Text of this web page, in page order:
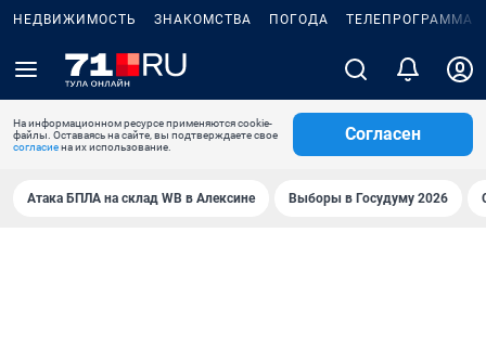
НЕДВИЖИМОСТЬ ЗНАКОМСТВА ПОГОДА ТЕЛЕПРОГРАММА
На информационном ресурсе применяются cookie-
файлы. Оставаясь на сайте, вы подтверждаете свое
согласиена их использование.
Согласен
Атака БПЛА на склад WB в Алексине Выборы в Госудуму 2026